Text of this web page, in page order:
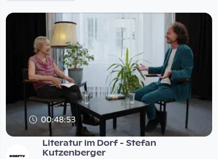
00:48:53
Literatur im Dorf - Stefan
Kutzenberger